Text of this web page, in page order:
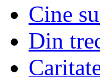
Cine
Din